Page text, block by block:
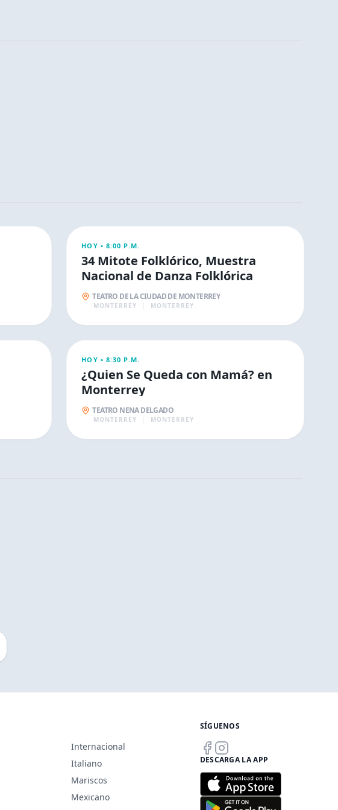
ESPECTÁCULOS
HOY • 8:00 P.M.
34 Mitote Folklórico, Muestra
Nacional de Danza Folklórica
TEATRO DE LA CIUDAD DE MONTERREY
MONTERREY MONTERREY
ESPECTÁCULOS
HOY • 8:30 P.M.
¿Quien Se Queda con Mamá? en
Monterrey
TEATRO NENA DELGADO
MONTERREY MONTERREY
Internacional
Italiano
Mariscos
Mexicano
SÍGUENOS
DESCARGA LA APP